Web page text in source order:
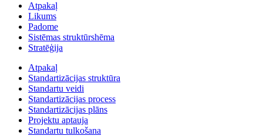
Atpakaļ
Likums
Padome
Sistēmas struktūrshēma
Stratēģija
Atpakaļ
Standartizācijas struktūra
Standartu veidi
Standartizācijas process
Standartizācijas plāns
Projektu aptauja
Standartu tulkošana